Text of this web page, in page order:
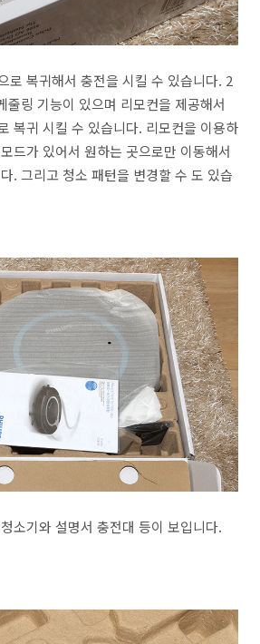
로 복귀해서 충전을 시킬 수 있습니다. 2
줄링 기능이 있으며 리모컨을 제공해서
복귀 시킬 수 있습니다. 리모컨을 이용하
드가 있어서 원하는 곳으로만 이동해서
. 그리고 청소 패턴을 변경할 수 도 있습
소기와 설명서 충전대 등이 보입니다.